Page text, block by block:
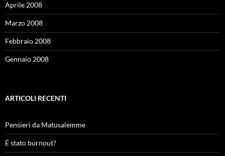
Aprile 2008
Marzo 2008
Febbraio 2008
Gennaio 2008
ARTICOLI RECENTI
Pensieri da Matusalemme
É stato burnout?